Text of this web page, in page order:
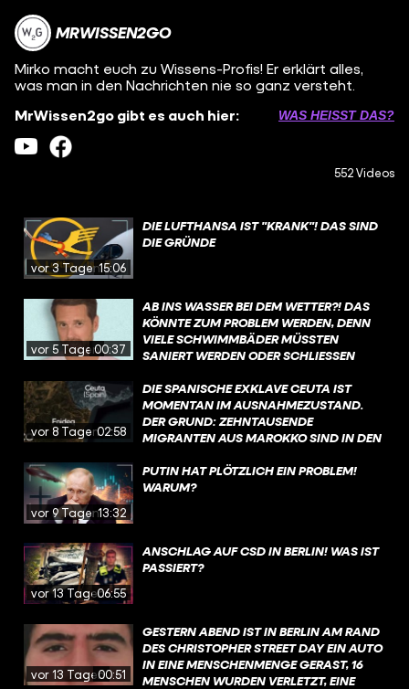
MRWISSEN2GO
Mirko macht euch zu Wissens-Profis! Er erklärt alles,
was man in den Nachrichten nie so ganz versteht.
MrWissen2go gibt es auch hier:
WAS HEISST DAS?
552 Videos
vor 3 Tagen15:06
DIE LUFTHANSA IST "KRANK"! DAS SIND
DIE GRÜNDE
vor 5 Tagen00:37
AB INS WASSER BEI DEM WETTER?! DAS
KÖNNTE ZUM PROBLEM WERDEN, DENN
VIELE SCHWIMMBÄDER MÜSSTEN
SANIERT WERDEN ODER SCHLIESSEN S
vor 8 Tagen02:58
DIE SPANISCHE EXKLAVE CEUTA IST
MOMENTAN IM AUSNAHMEZUSTAND.
DER GRUND: ZEHNTAUSENDE
MIGRANTEN AUS MAROKKO SIND IN DEN
STADT GELANGT. MEHR ZU DEN
HINTERGRÜNDEN ERFAHRT IHR IN DIESEM
vor 9 Tagen13:32
PUTIN HAT PLÖTZLICH EIN PROBLEM!
WARUM?
vor 13 Tagen06:55
ANSCHLAG AUF CSD IN BERLIN! WAS IST
PASSIERT?
vor 13 Tagen00:51
GESTERN ABEND IST IN BERLIN AM RAND
DES CHRISTOPHER STREET DAY EIN AUTO
IN EINE MENSCHENMENGE GERAST, 16
MENSCHEN WURDEN VERLETZT, EINE